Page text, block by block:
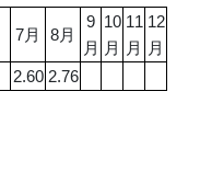
7月 8月
9
月
10
月
11
月
12
月
2.60 2.76